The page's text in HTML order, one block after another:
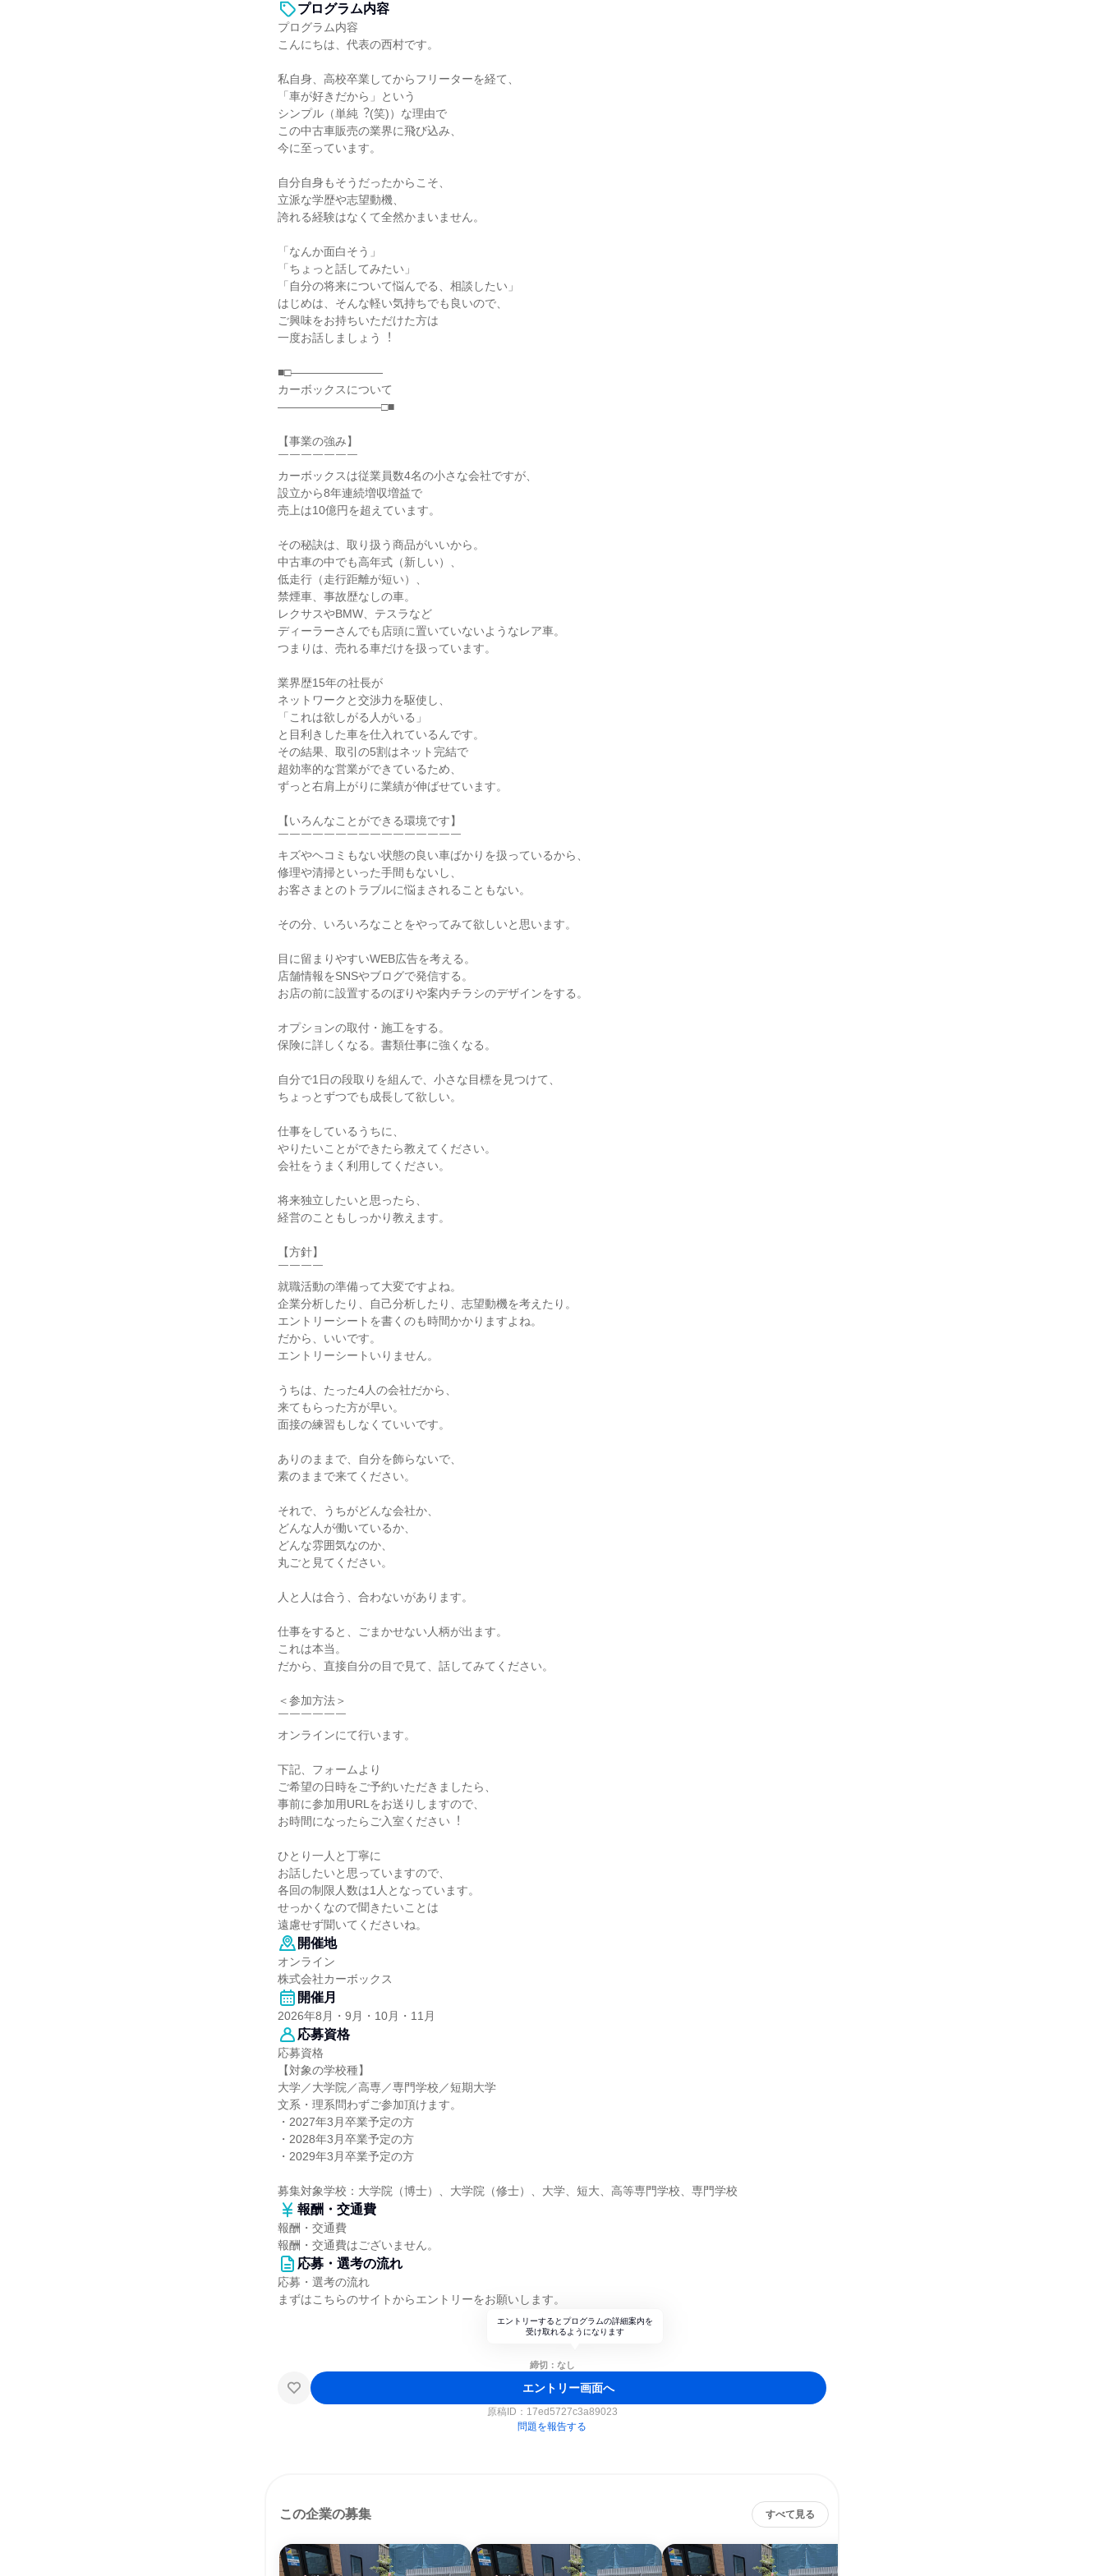
プログラム内容
プログラム内容
こんにちは、代表の⻄村です。
私⾃⾝、⾼校卒業してからフリーターを経て、
「⾞が好きだから」という
シンプル（単純︖(笑)）な理由で
この中古⾞販売の業界に⾶び込み、
今に⾄っています。
⾃分⾃⾝もそうだったからこそ、
⽴派な学歴や志望動機、
誇れる経験はなくて全然かまいません。
「なんか⾯⽩そう」
「ちょっと話してみたい」
「⾃分の将来について悩んでる、相談したい」
はじめは、そんな軽い気持ちでも良いので、
ご興味をお持ちいただけた⽅は
⼀度お話しましょう︕
■□――――――――
カーボックスについて
―――――――――□■
【事業の強み】
￣￣￣￣￣￣￣
カーボックスは従業員数4名の小さな会社ですが、
設立から8年連続増収増益で
売上は10億円を超えています。
その秘訣は、取り扱う商品がいいから。
中古車の中でも高年式（新しい）、
低走行（走行距離が短い）、
禁煙車、事故歴なしの車。
レクサスやBMW、テスラなど
ディーラーさんでも店頭に置いていないようなレア車。
つまりは、売れる車だけを扱っています。
業界歴15年の社長が
ネットワークと交渉力を駆使し、
「これは欲しがる人がいる」
と目利きした車を仕入れているんです。
その結果、取引の5割はネット完結で
超効率的な営業ができているため、
ずっと右肩上がりに業績が伸ばせています。
【いろんなことができる環境です】
￣￣￣￣￣￣￣￣￣￣￣￣￣￣￣￣
キズやヘコミもない状態の良い車ばかりを扱っているから、
修理や清掃といった手間もないし、
お客さまとのトラブルに悩まされることもない。
その分、いろいろなことをやってみて欲しいと思います。
目に留まりやすいWEB広告を考える。
店舗情報をSNSやブログで発信する。
お店の前に設置するのぼりや案内チラシのデザインをする。
オプションの取付・施工をする。
保険に詳しくなる。書類仕事に強くなる。
自分で1日の段取りを組んで、小さな目標を見つけて、
ちょっとずつでも成長して欲しい。
仕事をしているうちに、
やりたいことができたら教えてください。
会社をうまく利用してください。
将来独立したいと思ったら、
経営のこともしっかり教えます。
【方針】
￣￣￣￣
就職活動の準備って大変ですよね。
企業分析したり、自己分析したり、志望動機を考えたり。
エントリーシートを書くのも時間かかりますよね。
だから、いいです。
エントリーシートいりません。
うちは、たった4人の会社だから、
来てもらった方が早い。
面接の練習もしなくていいです。
ありのままで、自分を飾らないで、
素のままで来てください。
それで、うちがどんな会社か、
どんな人が働いているか、
どんな雰囲気なのか、
丸ごと見てください。
人と人は合う、合わないがあります。
仕事をすると、ごまかせない人柄が出ます。
これは本当。
だから、直接自分の目で見て、話してみてください。
＜参加⽅法＞
￣￣￣￣￣￣
オンラインにて⾏います。
下記、フォームより
ご希望の⽇時をご予約いただきましたら、
事前に参加⽤URLをお送りしますので、
お時間になったらご⼊室ください︕
ひとり⼀⼈と丁寧に
お話したいと思っていますので、
各回の制限⼈数は1⼈となっています。
せっかくなので聞きたいことは
遠慮せず聞いてくださいね。
開催地
オンライン
株式会社カーボックス
開催月
2026年8月・9月・10月・11月
応募資格
応募資格
【対象の学校種】
大学／大学院／高専／専門学校／短期大学
文系・理系問わずご参加頂けます。
・2027年3月卒業予定の方
・2028年3月卒業予定の方
・2029年3月卒業予定の方
募集対象学校：大学院（博士）、大学院（修士）、大学、短大、高等専門学校、専門学校
報酬・交通費
報酬・交通費
報酬・交通費はございません。
応募・選考の流れ
応募・選考の流れ
まずはこちらのサイトからエントリーをお願いします。
エントリーするとプログラムの詳細案内を
受け取れるようになります
締切：なし
エントリー画面へ
原稿ID： 17ed5727c3a89023
問題を報告する
この企業の募集 すべて見る